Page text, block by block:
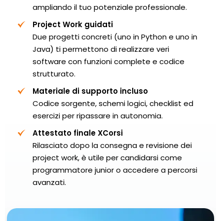
ampliando il tuo potenziale professionale.
Project Work guidati
Due progetti concreti (uno in Python e uno in
Java) ti permettono di realizzare veri
software con funzioni complete e codice
strutturato.
Materiale di supporto incluso
Codice sorgente, schemi logici, checklist ed
esercizi per ripassare in autonomia.
Attestato finale XCorsi
Rilasciato dopo la consegna e revisione dei
project work, è utile per candidarsi come
programmatore junior o accedere a percorsi
avanzati.